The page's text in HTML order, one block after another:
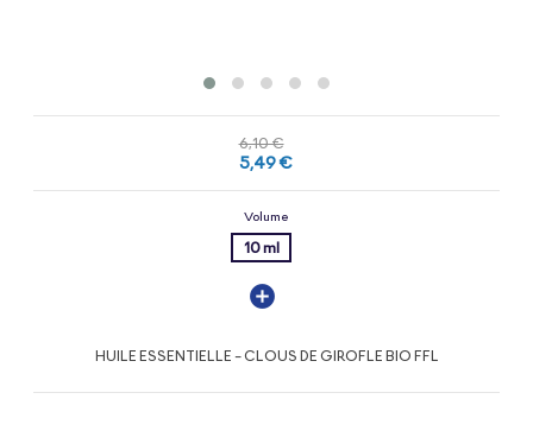
6,10 €
5,49 €
Volume
10 ml
HUILE ESSENTIELLE - CLOUS DE GIROFLE BIO FFL